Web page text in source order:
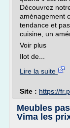
Découvrez
aménagement
tendance et
cuisine, un
Voir plus
Ilot de...
Lire la suite
Site : https://
Meubles
Vima les